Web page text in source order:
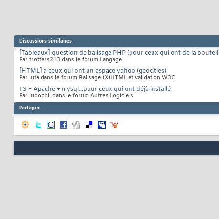
Discussions similaires
[Tableaux] question de balisage PHP (pour ceux qui ont de la
Par trotters213 dans le forum Langage
[HTML] a ceux qui ont un espace yahoo (geocities)
Par luta dans le forum Balisage (X)HTML et validation W3C
IIS + Apache + mysql...pour ceux qui ont déjà installé
Par ludophil dans le forum Autres Logiciels
Partager